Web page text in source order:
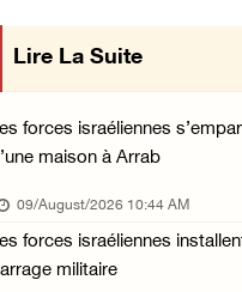
Une session du Conseil de
08/August/2026 05:15 PM
Un colon terroriste laisse son
08/August/2026 03:41 PM
Deux civils blessés lors
mise en œuvre des
Central concernant
Lire La Suite
forces israéliennes
maison à Arrab
09/August/2026 10:44 AM
forces israéliennes
militaire